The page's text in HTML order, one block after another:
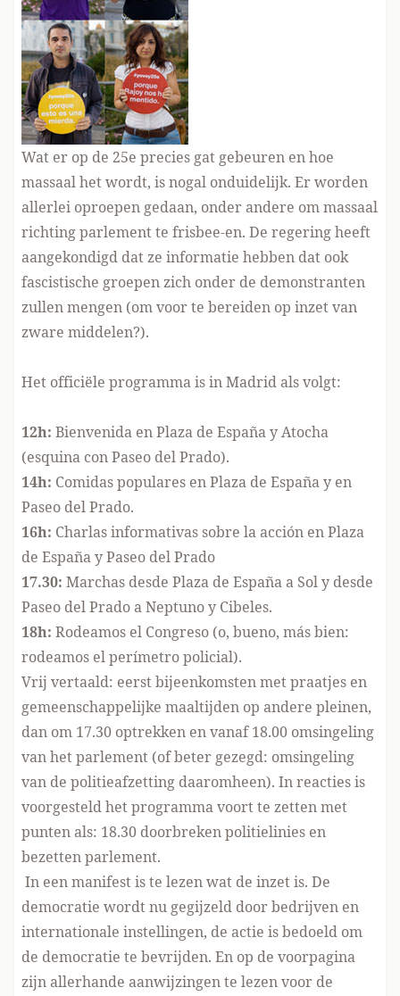
Wat er op de 25e precies gat gebeuren en hoe
massaal het wordt, is nogal onduidelijk. Er worden
allerlei oproepen gedaan, onder andere om massaal
richting parlement te frisbee-en. De regering heeft
aangekondigd dat ze informatie hebben dat ook
fascistische groepen zich onder de demonstranten
zullen mengen (om voor te bereiden op inzet van
zware middelen?).
Het officiële programma is in Madrid als volgt:
12h: Bienvenida en Plaza de España y Atocha
(esquina con Paseo del Prado).
14h: Comidas populares en Plaza de España y en
Paseo del Prado.
16h: Charlas informativas sobre la acción en Plaza
de España y Paseo del Prado
17.30: Marchas desde Plaza de España a Sol y desde
Paseo del Prado a Neptuno y Cibeles.
18h: Rodeamos el Congreso (o, bueno, más bien:
rodeamos el perímetro policial).
Vrij vertaald: eerst bijeenkomsten met praatjes en
gemeenschappelijke maaltijden op andere pleinen,
dan om 17.30 optrekken en vanaf 18.00 omsingeling
van het parlement (of beter gezegd: omsingeling
van de politieafzetting daaromheen). In reacties is
voorgesteld het programma voort te zetten met
punten als: 18.30 doorbreken politielinies en
bezetten parlement.
In een manifest is te lezen wat de inzet is. De
democratie wordt nu gegijzeld door bedrijven en
internationale instellingen, de actie is bedoeld om
de democratie te bevrijden. En op de voorpagina
zijn allerhande aanwijzingen te lezen voor de